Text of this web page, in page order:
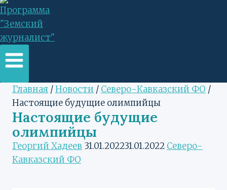
Главная /Новости / Северо-Кавказский ФО /
Настоящие будущие олимпийцы
Настоящие будущие
олимпийцы
Георгий Хадеев 31.01.202231.01.2022 Северо-
Кавказский ФО